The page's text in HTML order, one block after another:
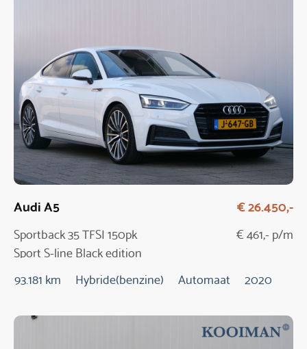
Audi A5
Sportback 35 TFSI 150pk
Sport S-line Black edition
Automaat
€ 26.450,-
€ 461,- p/m
93.181 km Hybride(benzine) Automaat 2020